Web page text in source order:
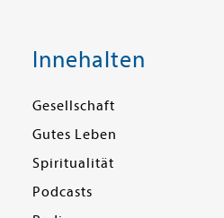
Innehalten
Gesellschaft
Gutes Leben
Spiritualität
Podcasts